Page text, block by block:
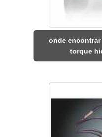
onde
torque